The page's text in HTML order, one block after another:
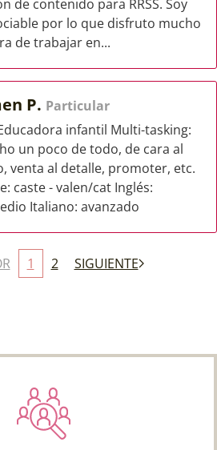
de contenido para RRSS. Soy
por lo que disfruto mucho
de trabajar en...
P. Particular
infantil Multi-tasking:
un poco de todo, de cara al
venta al detalle, promoter, etc.
caste - valen/cat Inglés:
Italiano: avanzado
1 2 SIGUIENTE